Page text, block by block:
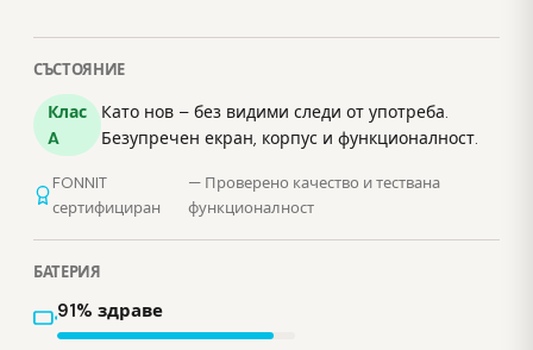
СЪСТОЯНИЕ
Клас
A
Като нов – без видими следи от употреба.
Безупречен екран, корпус и функционалност.
FONNIT
сертифициран
— Проверено качество и тествана
функционалност
БАТЕРИЯ
91% здраве